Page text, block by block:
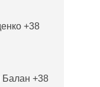
+38
Балан +38